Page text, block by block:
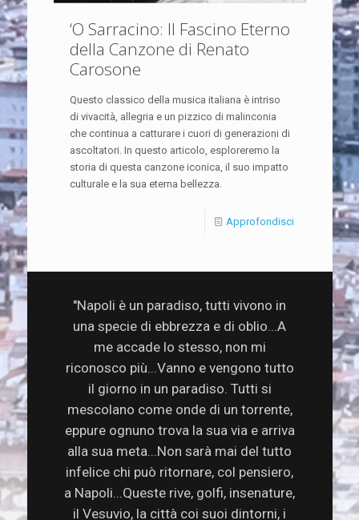
‘O Sarracino: Il Fascino Eterno
della Canzone di Renato
Carosone
Questo classico della musica italiana è intriso
di vivacità, allegria e un pizzico di malinconia
che continua a catturare i cuori di generazioni di
ascoltatori. In questo articolo, esploreremo la
storia di questa canzone iconica, il suo impatto
culturale e la sua eterna bellezza.
Approfondisci
"Napoli è un paradiso, tutti vivono in
una specie di ebbrezza e di oblio...A
me accade lo stesso, non mi
riconosco più...Vanno e vengono tutto
il giorno in un paradiso. Tutti si
mescolano come onde di un torrente,
eppure ognuno trova la sua via e arriva
alla sua meta...Non sarà mai del tutto
infelice chi può ritornare, col pensiero,
a Napoli...Queste rive, golfi, insenature,
il Vesuvio, la città coi suoi dintorni, i